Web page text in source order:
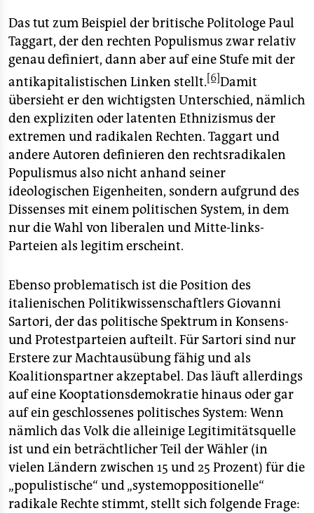
Das tut zum Beispiel der britische Politologe Paul
Taggart, der den rechten Populismus zwar relativ
genau definiert, dann aber auf eine Stufe mit der
antikapitalistischen Linken stellt.[6]Damit
übersieht er den wichtigsten Unterschied, nämlich
den expliziten oder latenten Ethnizismus der
extremen und radikalen Rechten. Taggart und
andere Autoren definieren den rechtsradikalen
Populismus also nicht anhand seiner
ideologischen Eigenheiten, sondern aufgrund des
Dissenses mit einem politischen System, in dem
nur die Wahl von liberalen und Mitte-links-
Parteien als legitim erscheint.
Ebenso problematisch ist die Position des
italienischen Politikwissenschaftlers Giovanni
Sartori, der das politische Spektrum in Konsens-
und Protestparteien aufteilt. Für Sartori sind nur
Erstere zur Machtausübung fähig und als
Koalitionspartner akzeptabel. Das läuft allerdings
auf eine Kooptationsdemokratie hinaus oder gar
auf ein geschlossenes politisches System: Wenn
nämlich das Volk die alleinige Legitimitätsquelle
ist und ein beträchtlicher Teil der Wähler (in
vielen Ländern zwischen 15 und 25 Prozent) für die
„populistische“ und „systemoppositionelle“
radikale Rechte stimmt, stellt sich folgende Frage: